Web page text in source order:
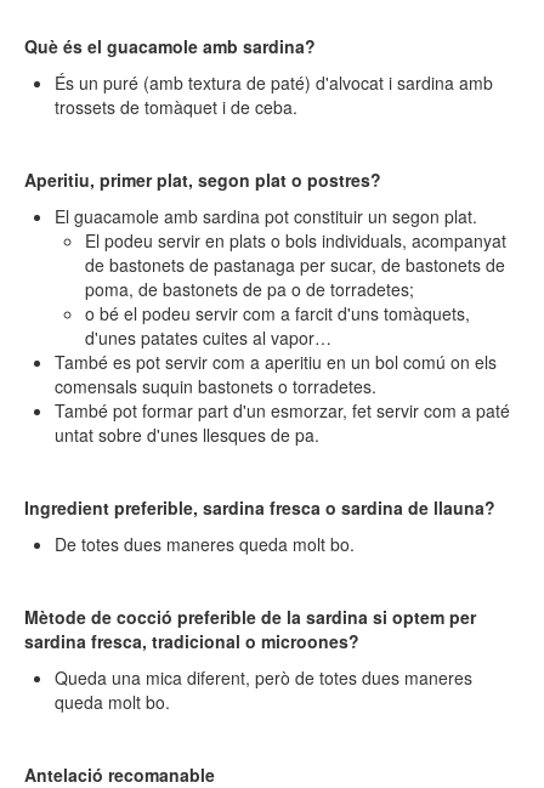
Què és el guacamole amb sardina?
És un puré (amb textura de paté) d'alvocat i sardina amb
trossets de tomàquet i de ceba.
Aperitiu, primer plat, segon plat o postres?
El guacamole amb sardina pot constituir un segon plat.
El podeu servir en plats o bols individuals, acompanyat
de bastonets de pastanaga per sucar, de bastonets de
poma, de bastonets de pa o de torradetes;
o bé el podeu servir com a farcit d'uns tomàquets,
d'unes patates cuites al vapor…
També es pot servir com a aperitiu en un bol comú on els
comensals suquin bastonets o torradetes.
També pot formar part d'un esmorzar, fet servir com a paté
untat sobre d'unes llesques de pa.
Ingredient preferible, sardina fresca o sardina de llauna?
De totes dues maneres queda molt bo.
Mètode de cocció preferible de la sardina si optem per
sardina fresca, tradicional o microones?
Queda una mica diferent, però de totes dues maneres
queda molt bo.
Antelació recomanable